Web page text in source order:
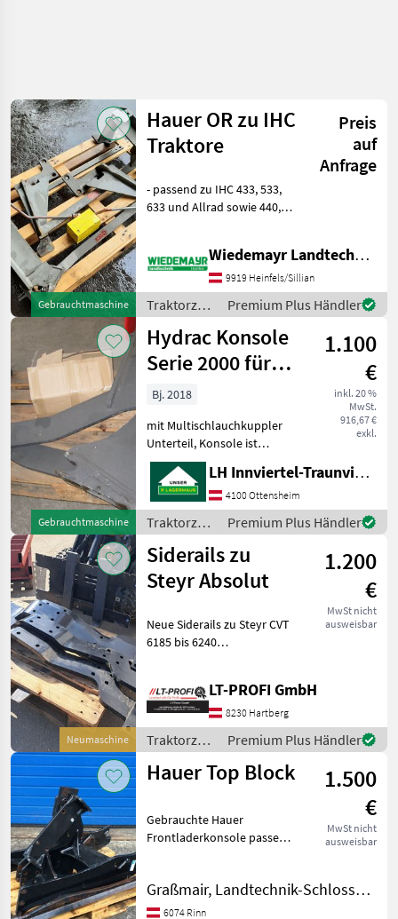
Gebrauchtmaschine
Hauer OR zu IHC
Traktore
Preis
auf
Anfrage
- passend zu IHC 433, 533,
633 und Allrad sowie 440,
hintere Aufnahme MITTIG -
Schrauben passend - 1 EW
Leitung mi
Wiedemayr Landtechnik GmbH
9919 Heinfels/Sillian
Traktorzubehör
/ Hauer
Premium Plus Händler
Gebrauchtmaschine
Hydrac Konsole
Serie 2000 für
Fendt 409-415
1.100
€
inkl. 20 %
MwSt.
916,67 €
exkl.
Bj. 2018
mit Multischlauchkuppler
Unterteil, Konsole ist
neuwertig Traktorzubehör
Konsolen
LH Innviertel-Traunviertel-Urfahr eGen, Ottensheim
4100 Ottensheim
Traktorzubehör
/ Hydrac
Premium Plus Händler
Neumaschine
Siderails zu
Steyr Absolut
1.200
€
MwSt nicht
ausweisbar
Neue Siderails zu Steyr CVT
6185 bis 6240
LT-PROFI GmbH
8230 Hartberg
Traktorzubehör
/ Steyr
Premium Plus Händler
Hauer Top Block
1.500
€
MwSt nicht
ausweisbar
Gebrauchte Hauer
Frontladerkonsole passend
Graßmair, Landtechnik-Schlosserei GmbH
6074 Rinn